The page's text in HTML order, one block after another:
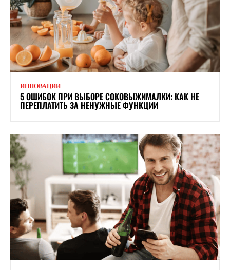
ИННОВАЦИИ
5 ОШИБОК ПРИ ВЫБОРЕ СОКОВЫЖИМАЛКИ: КАК НЕ
ПЕРЕПЛАТИТЬ ЗА НЕНУЖНЫЕ ФУНКЦИИ